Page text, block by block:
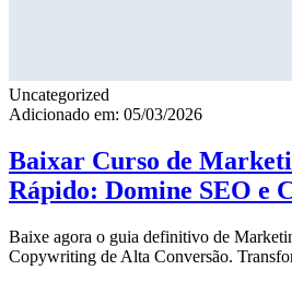
Uncategorized
Adicionado em: 05/03/2026
Baixar Curso de
Rápido: Domine SEO e
Baixe agora o guia definitivo de
Copywriting de Alta Conversão.